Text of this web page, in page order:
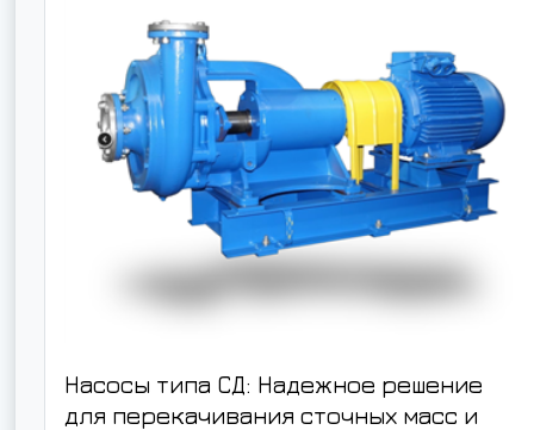
Насосы типа СД: Надежное решение
для перекачивания сточных масс и